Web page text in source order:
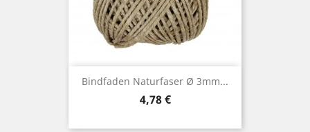
Bindfaden Naturfaser Ø 3mm...
Preis
4,78 €